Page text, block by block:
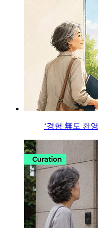
‘경험 無도 환